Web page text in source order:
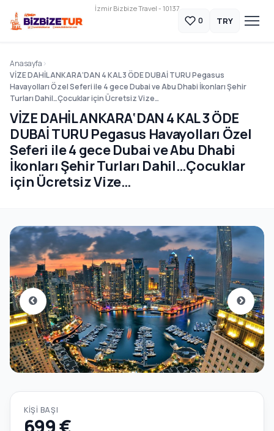
İzmir Bizbize Travel - 10137
0 TRY
Anasayfa
VİZE DAHİL ANKARA‘DAN 4 KAL 3 ÖDE DUBAİ TURU Pegasus
Havayolları Özel Seferi ile 4 gece Dubai ve Abu Dhabi İkonları Şehir
Turları Dahil…Çocuklar için Ücretsiz Vize…
VİZE DAHİL ANKARA‘DAN 4 KAL 3 ÖDE
DUBAİ TURU Pegasus Havayolları Özel
Seferi ile 4 gece Dubai ve Abu Dhabi
İkonları Şehir Turları Dahil…Çocuklar
için Ücretsiz Vize…
KIŞI BAŞI